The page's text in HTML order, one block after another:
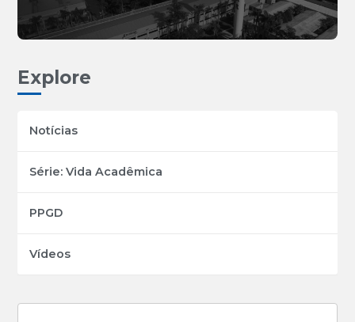
Explore
Notícias
Série: Vida Acadêmica
PPGD
Vídeos